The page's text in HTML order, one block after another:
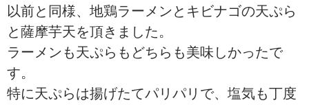
以前と同様、地鶏ラーメンとキビナゴの天ぷら
と薩摩芋天を頂きました。
ラーメンも天ぷらもどちらも美味しかったで
す。
特に天ぷらは揚げたてパリパリで、塩気も丁度